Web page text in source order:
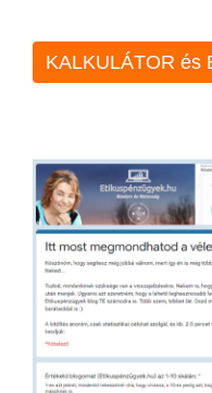
KALKULÁTOR és